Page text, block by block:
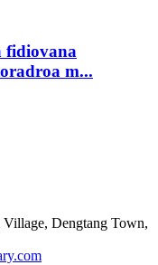
fidiovana
m...
Dengtang Town,